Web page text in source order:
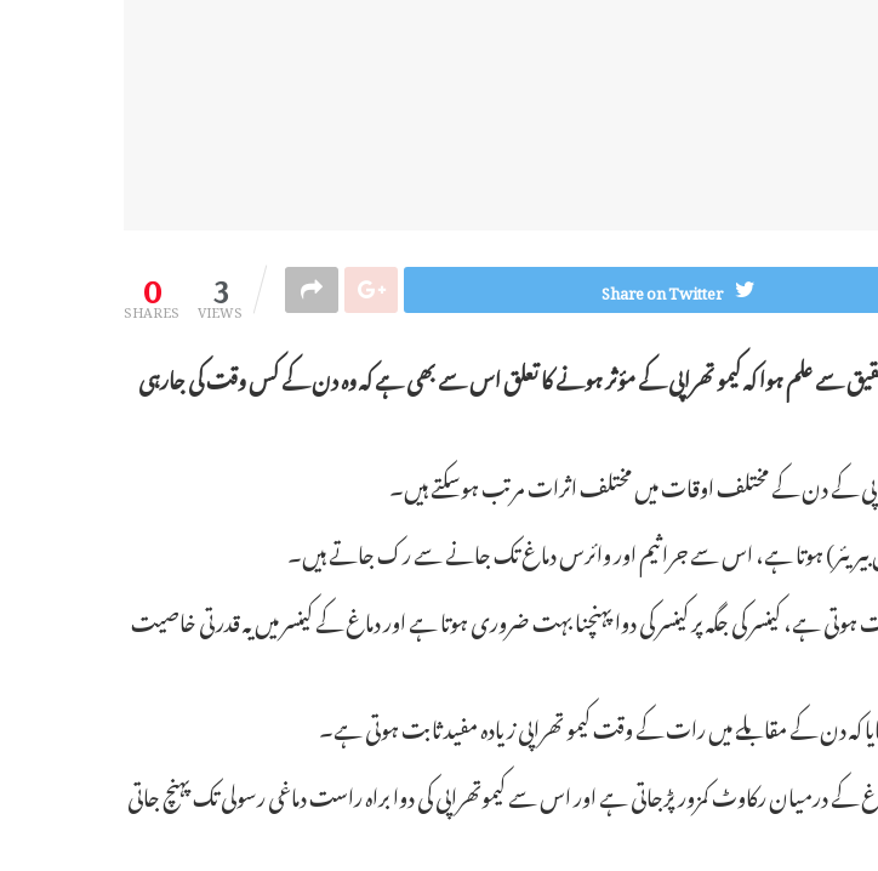
0
SHARES 3
VIEWS Share on Twitter
سے علم ہوا کہ کیمو تھراپی کے مؤثر ہونے کا تعلق اس سے بھی ہے کہ وہ دن کے کس وقت کی جارہی
کے دن کے مختلف اوقات میں مختلف اثرات مرتب ہوسکتے ہیں۔
بیریئر) ہوتا ہے، اس سے جراثیم اور وائرس دماغ تک جانے سے رک جاتے ہیں۔
کینسر کی جگہ پر کینسر کی دوا پہنچنا بہت ضروری ہوتا ہے اور دماغ کے کینسر میں یہ قدرتی خاصیت
دن کے مقابلے میں رات کے وقت کیمو تھراپی زیادہ مفید ثابت ہوتی ہے۔
درمیان رکاوٹ کمزور پڑجاتی ہے اور اس سے کیموتھراپی کی دوا براہ راست دماغی رسولی تک پہنچ جاتی